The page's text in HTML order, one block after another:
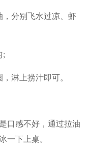
，分别飞水过凉、虾
;
淋上捞汁即可。
口感不好，通过拉油
一下上桌。